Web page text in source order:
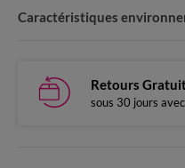
Caractéristiques
Retours
sous 30 jours